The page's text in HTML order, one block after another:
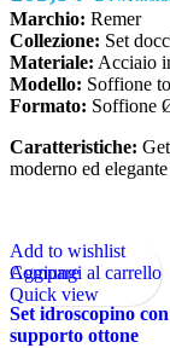
Marchio: Remer
Collezione: Set
Materiale: Acciaio
Modello: Soffione
Formato: Soffione
Caratteristiche:
moderno ed elegante
Add to wishlist
Aggiungi al carrello
Quick view
Compare
Set idroscopino
supporto ottone